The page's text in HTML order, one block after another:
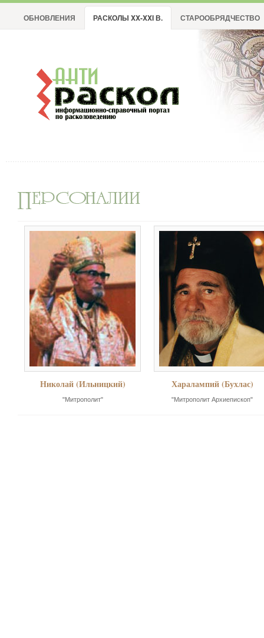
ОБНОВЛЕНИЯ РАСКОЛЫ XX-XXI В. СТАРООБРЯДЧЕСТВО
Николай (Ильницкий)
"Митрополит"
Харалампий (Бухлас)
"Митрополит Архиепископ"